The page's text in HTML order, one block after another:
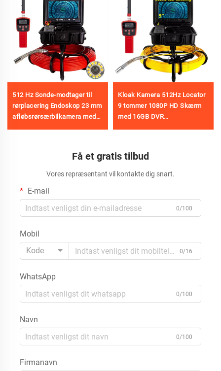
512 Hz Sonde-modtager til
rørplacering Endoskop 23 mm
afløbsrørsærbilkamera med
Kloak Kamera 512Hz Locator
9 tommer 1080P HD Skærm
med 16GB DVR
Kloakledning - Fabrik Direkte
Få et gratis tilbud
Vores repræsentant vil kontakte dig snart.
E-mail
0/100
Mobil
Kode
0/16
WhatsApp
0/100
Navn
0/100
Firmanavn